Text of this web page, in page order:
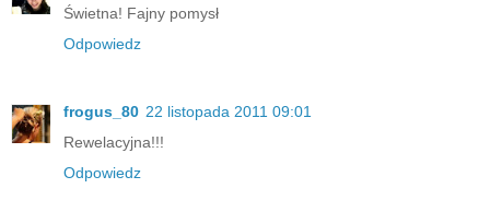
Świetna! Fajny pomysł
Odpowiedz
frogus_80 22 listopada 2011 09:01
Rewelacyjna!!!
Odpowiedz